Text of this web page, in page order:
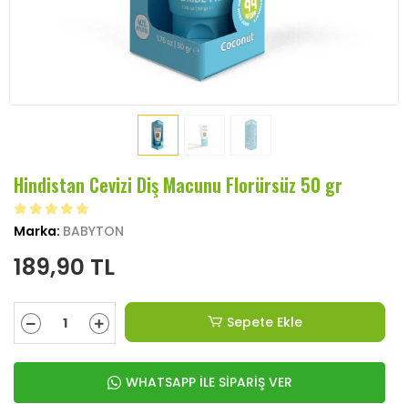
Hindistan Cevizi Diş Macunu Florürsüz 50 gr
Marka: BABYTON
189,90 TL
Sepete Ekle
WHATSAPP İLE SİPARİŞ VER